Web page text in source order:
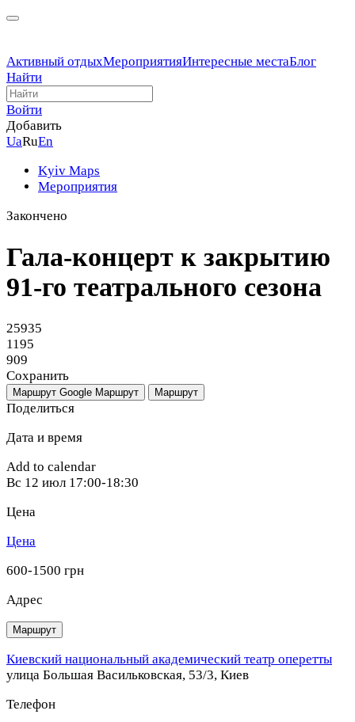
Активный отдыхМероприятияИнтересные местаБлог
Найти
Войти
Добавить
UaRuEn
Kyiv Maps
Мероприятия
Закончено
Гала-концерт к закрытию
91-го театрального сезона
25935
1195
909
Сохранить
Маршрут Google Маршрут Маршрут
Поделиться
Дата и время
Add to calendar
Вс 12 июл 17:00-18:30
Цена
Цена
600-1500 грн
Адрес
Маршрут
Киевский национальный академический театр оперетты
улица Большая Васильковская, 53/3, Киев
Телефон